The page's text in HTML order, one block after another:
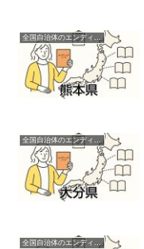
全国自治体のエンディングノート配布情報